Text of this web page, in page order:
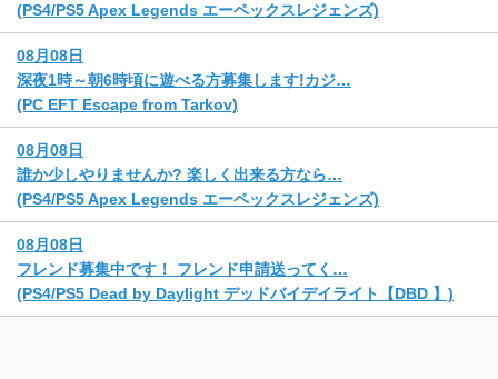
(PS4/PS5 Apex Legends エーペックスレジェンズ)
08月08日
深夜1時～朝6時頃に遊べる方募集します!カジ…
(PC EFT Escape from Tarkov)
08月08日
誰か少しやりませんか? 楽しく出来る方なら…
(PS4/PS5 Apex Legends エーペックスレジェンズ)
08月08日
フレンド募集中です！ フレンド申請送ってく…
(PS4/PS5 Dead by Daylight デッドバイデイライト【DBD 】)